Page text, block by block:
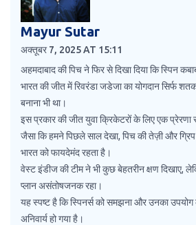
Mayur Sutar
अक्तूबर 7, 2025 AT 15:11
अहमदाबाद की पिच ने फिर से दिखा दिया कि स्पिन
भारत की जीत में रिवरंडा जडेजा का योगदान सिर्फ
बनाना भी था।
इस प्रकार की जीत युवा क्रिकेटरों के लिए एक प्रेरणा
जैसा कि हमने पिछले साल देखा, पिच की तेज़ी और
भारत को फायदेमंद रहता है।
वेस्ट इंडीज की टीम ने भी कुछ बेहतरीन क्षण दिखाए,
प्लान असंतोषजनक रहा।
यह स्पष्ट है कि स्पिनर्स को समझना और उनका
अनिवार्य हो गया है।